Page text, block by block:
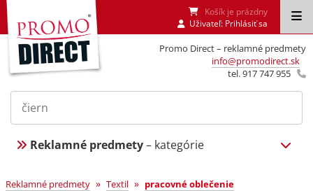
Promo Direct – reklamné predmety
info@promodirect.sk
tel. 917 747 955
Košík je prázdny
Uživateľ: Prihlásiť sa
Reklamné predmety– kategórie
Reklamné predmety » Textil » pracovné oblečenie